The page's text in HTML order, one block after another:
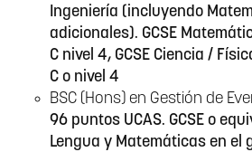
Ingeniería (incluyendo
adicionales). GCSE
C nivel 4, GCSE Ciencia /
C o nivel 4
BSC (Hons) en Gestión de
96 puntos UCAS. GCSE o
Lengua y Matemáticas en el